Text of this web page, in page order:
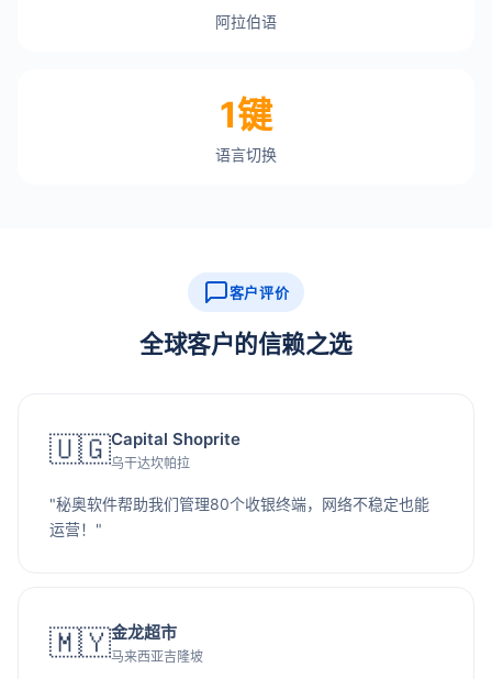
阿拉伯语
1键
语言切换
客户评价
全球客户的信赖之选
🇺🇬Capital Shoprite
乌干达坎帕拉
"秘奥软件帮助我们管理80个收银终端，网络不稳定也能
运营！"
🇲🇾金龙超市
马来西亚吉隆坡